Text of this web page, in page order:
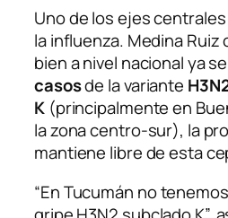
Uno de los ejes
la influenza. Medina
bien a nivel nacional ya
casosde la variante
K(principalmente en
la zona centro-sur), la
mantiene libre de esta
“En Tucumán no